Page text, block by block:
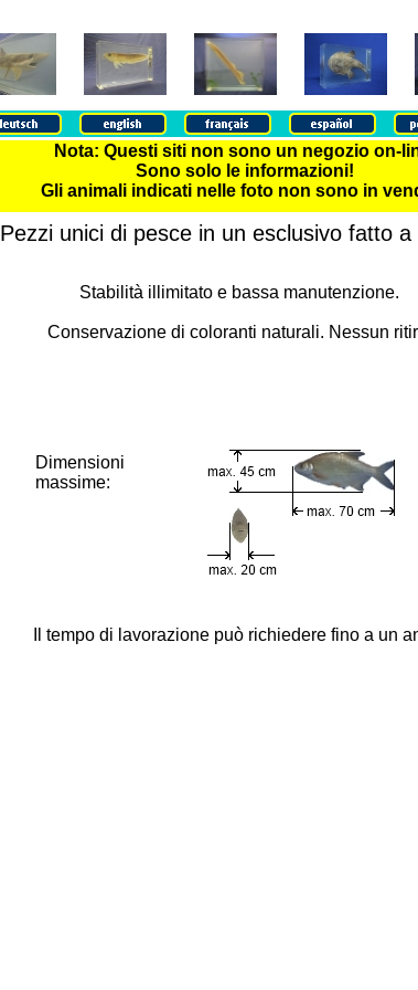
Nota: Questi siti non sono un negozio on-
Sono solo le informazioni!
Gli animali indicati nelle foto non sono in
Pezzi unici di pesce in un esclusivo fatto a
Stabilità illimitato e bassa manutenzione.
Conservazione di coloranti naturali. Nessun
Dimensioni
massime:
Il tempo di lavorazione può richiedere fino a un